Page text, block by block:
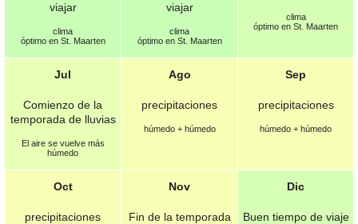
viajar
clima
óptimo en St. Maarten
viajar
clima
óptimo en St. Maarten
clima
óptimo en St. Maarten
Jul
Comienzo de la
temporada de lluvias
El aire se vuelve más
húmedo
Ago
precipitaciones
húmedo + húmedo
Sep
precipitaciones
húmedo + húmedo
Oct
precipitaciones
Nov
Fin de la temporada
Dic
Buen tiempo de viaje